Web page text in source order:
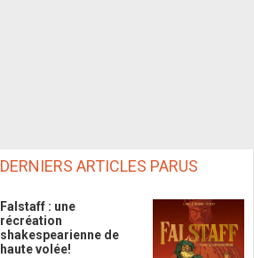
DERNIERS ARTICLES PARUS
Falstaff : une
récréation
shakespearienne de
haute volée!